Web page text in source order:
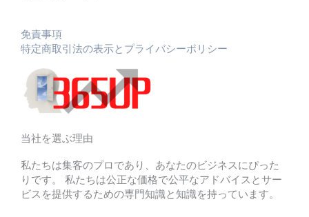
免責事項
特定商取引法の表示とプライバシーポリシー
当社を選ぶ理由
私たちは集客のプロであり、あなたのビジネスにぴった
りです。 私たちは公正な価格で公平なアドバイスとサー
ビスを提供するための専門知識と知識を持っています。